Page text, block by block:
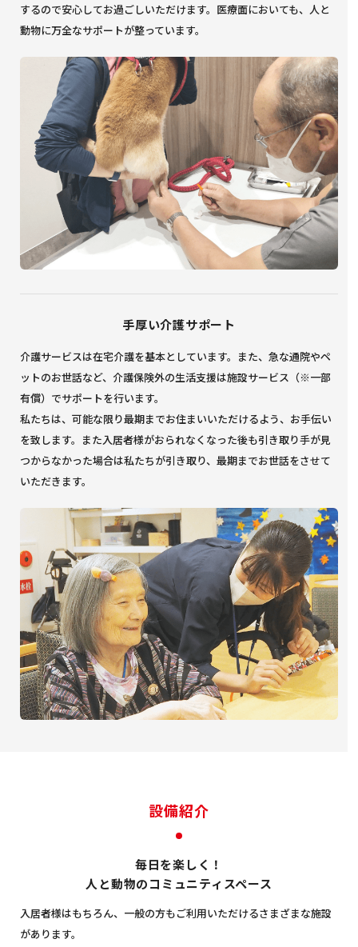
するので安心してお過ごしいただけます。医療面においても、人と
動物に万全なサポートが整っています。
手厚い介護サポート
介護サービスは在宅介護を基本としています。また、急な通院やペ
ットのお世話など、介護保険外の生活支援は施設サービス（※一部
有償）でサポートを行います。
私たちは、可能な限り最期までお住まいいただけるよう、お手伝い
を致します。また入居者様がおられなくなった後も引き取り手が見
つからなかった場合は私たちが引き取り、最期までお世話をさせて
いただきます。
設備紹介
毎日を楽しく！
人と動物のコミュニティスペース
入居者様はもちろん、一般の方もご利用いただけるさまざまな施設
があります。